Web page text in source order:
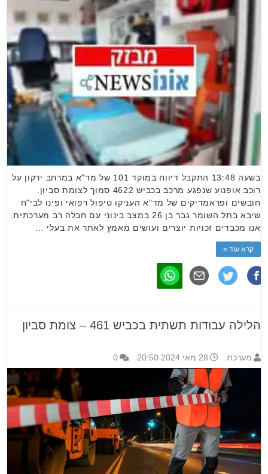
בשעה 13:48 התקבל דיווח במוקד 101 של מד"א במרחב ירקון על
רוכב אופנוע שנפגע מרכב בכביש 4622 סמוך לצומת סביון.
חובשים ופראמדיקים של מד"א העניקו טיפול רפואי ופינו לבי"ח
שיבא בתל השומר גבר בן 26 במצב בינוני עם חבלה רב מערכתית.
אנו מכבדים זכויות יוצרים ועושים מאמץ לאתר את בעלי …
קרא עוד »
הלילה עבודות תשתית בכביש 461 – צומת סביון‎
מערכת 28 מאי 2024 20:50 0